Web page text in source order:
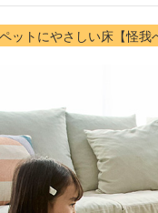
ペットにやさしい床【怪我